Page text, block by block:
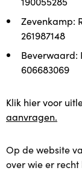
Locatie
Locatie
Contact
Zevenkamp:
261987148
Beverwaard:
606683069
Klik hier voor
aanvragen.
Op de website
over wie er